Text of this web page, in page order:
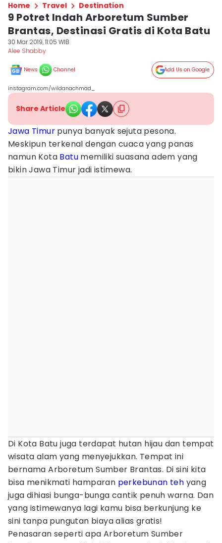
Home Travel Destination
9 Potret Indah Arboretum Sumber
Brantas, Destinasi Gratis di Kota Batu
30 Mar 2019, 11:05 WIB
Alee Shabby
News Channel Add Us on Google
instagram.com/wildanachmad_
Share Article
Jawa Timur punya banyak sejuta pesona.
Meskipun terkenal dengan cuaca yang panas
namun Kota Batu memiliki suasana adem yang
bikin Jawa Timur jadi istimewa.
Di Kota Batu juga terdapat hutan hijau dan tempat
wisata alam yang menyejukkan. Tempat ini
bernama Arboretum Sumber Brantas. Di sini kita
bisa menikmati hamparan perkebunan teh yang
juga dihiasi bunga-bunga cantik penuh warna. Dan
yang istimewanya lagi kamu bisa berkunjung ke
sini tanpa pungutan biaya alias gratis!
Penasaran seperti apa Arboretum Sumber